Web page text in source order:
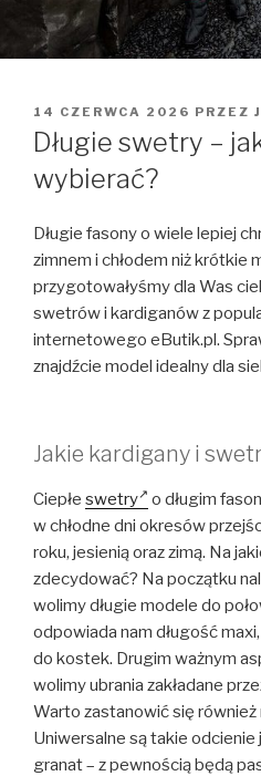
OPUBLIKOWANE
W
14 CZERWCA 2026 PRZEZ
Długie swetry –
wybierać?
Długie fasony o wiele lepiej
zimnem i chłodem niż krótkie
przygotowałyśmy dla Was
swetrów i kardiganów z
internetowego eButik.pl.
znajdźcie model idealny dla
Jakie kardigany i
Ciepłe swetry
o długim
w chłodne dni okresów
roku, jesienią oraz zimą. Na
zdecydować? Na początku
wolimy długie modele do
odpowiada nam długość
do kostek. Drugim ważnym
wolimy ubrania zakładane
Warto zastanowić się
Uniwersalne są takie odcienie
granat – z pewnością będą